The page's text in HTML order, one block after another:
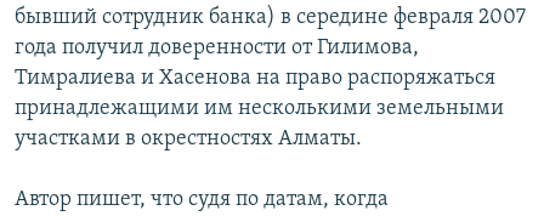
бывший сотрудник банка) в середине февраля 2007
года получил доверенности от Гилимова,
Тимралиева и Хасенова на право распоряжаться
принадлежащими им несколькими земельными
участками в окрестностях Алматы.
Автор пишет, что судя по датам, когда